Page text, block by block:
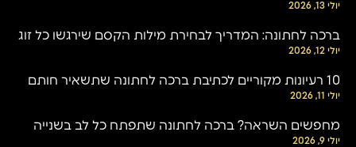
יולי 13, 2026
ברכה לחתונה: המדריך לבחירת מילות הקסם שירגשו כל זוג
יולי 12, 2026
10 רעיונות מקוריים לכתיבת ברכה לחתונה שתשאיר חותם
יולי 11, 2026
מחפשים השראה? ברכה לחתונה שתפתח כל לב בשנייה
יולי 9, 2026